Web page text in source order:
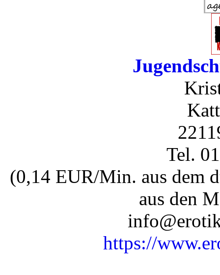
Tel.
(0,14 EUR/Min. aus dem
aus den
https://